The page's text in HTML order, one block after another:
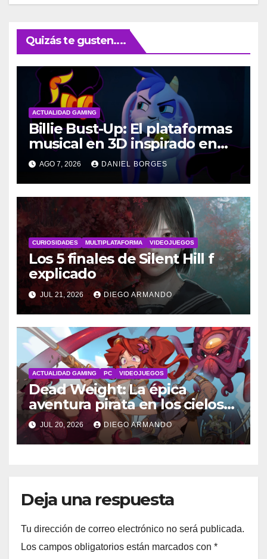
Quizás te gusten....
ACTUALIDAD GAMING
Billie Bust-Up: El plataformas
musical en 3D inspirado en
Disney
AGO 7, 2026 DANIEL BORGES
CURIOSIDADES MULTIPLATAFORMA VIDEOJUEGOS
Los 5 finales de Silent Hill f
explicado
JUL 21, 2026 DIEGO ARMANDO
ACTUALIDAD GAMING PC VIDEOJUEGOS
Dead Weight: La épica
aventura pirata en los cielos
steampunk
JUL 20, 2026 DIEGO ARMANDO
Deja una respuesta
Tu dirección de correo electrónico no será publicada.
Los campos obligatorios están marcados con *